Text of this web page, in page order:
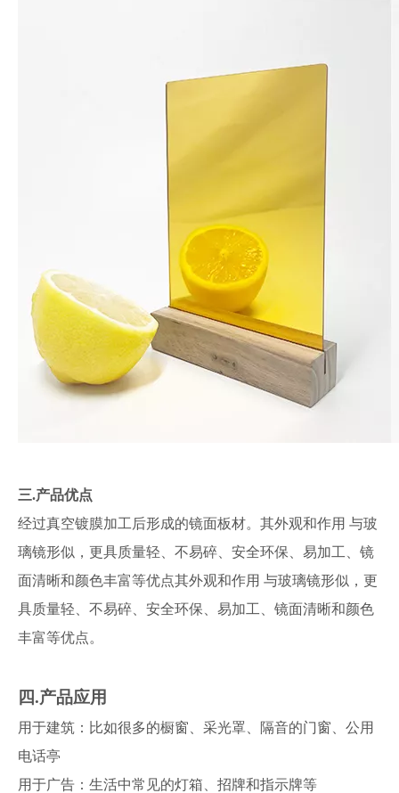
三.产品优点
经过真空镀膜加工后形成的镜面板材。其外观和作用 与玻
璃镜形似，更具质量轻、不易碎、安全环保、易加工、镜
面清晰和颜色丰富等优点其外观和作用 与玻璃镜形似，更
具质量轻、不易碎、安全环保、易加工、镜面清晰和颜色
丰富等优点。
四.产品应用
用于建筑：比如很多的橱窗、采光罩、隔音的门窗、公用
电话亭
用于广告：生活中常见的灯箱、招牌和指示牌等